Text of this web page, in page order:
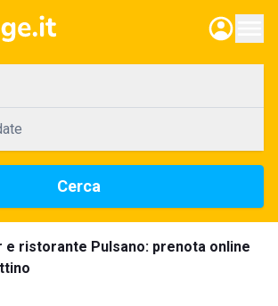
Cerca
e ristorante Pulsano: prenota online